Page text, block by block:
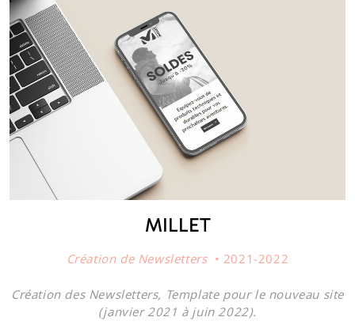
MILLET
Création de Newsletters • 2021-2022
Création des Newsletters, Template pour le nouveau site
(janvier 2021 à juin 2022).